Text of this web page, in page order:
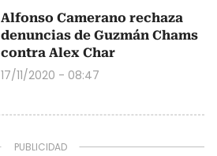
Alfonso Camerano rechaza
denuncias de Guzmán Chams
contra Alex Char
17/11/2020 - 08:47